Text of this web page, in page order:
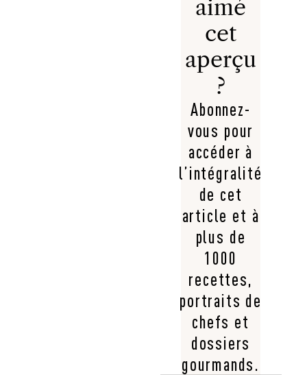
aimé
cet
aperçu
?
Abonnez-
vous pour
accéder à
l’intégralité
de cet
article et à
plus de
1000
recettes,
portraits de
chefs et
dossiers
gourmands.